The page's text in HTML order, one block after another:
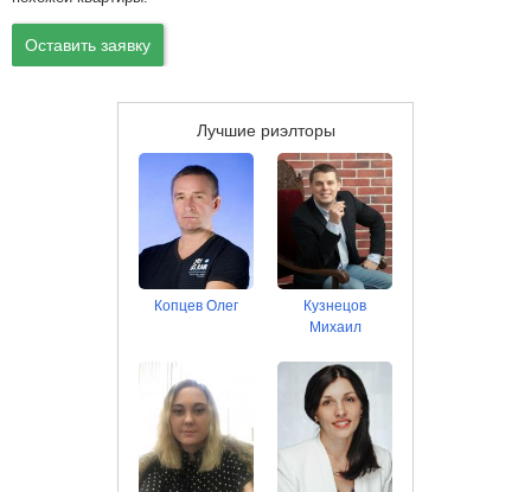
Оставить заявку
Лучшие риэлторы
Копцев Олег
Кузнецов
Михаил